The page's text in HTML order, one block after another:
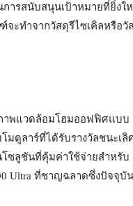
การสนับสนุนเป้าหมายที่ยิ่งใ
จะทำจากวัสดุรีไซเคิลหรือวั
าพแวดล้อมโฮมออฟฟิศแบบ
มดูลาร์ที่ได้รับรางวัลชนะเลิ
โซลูชันที่คุ้มค่าใช้จ่ายสำหรับ
Ultra ที่ชาญฉลาดซึ่งปัจจุบัน